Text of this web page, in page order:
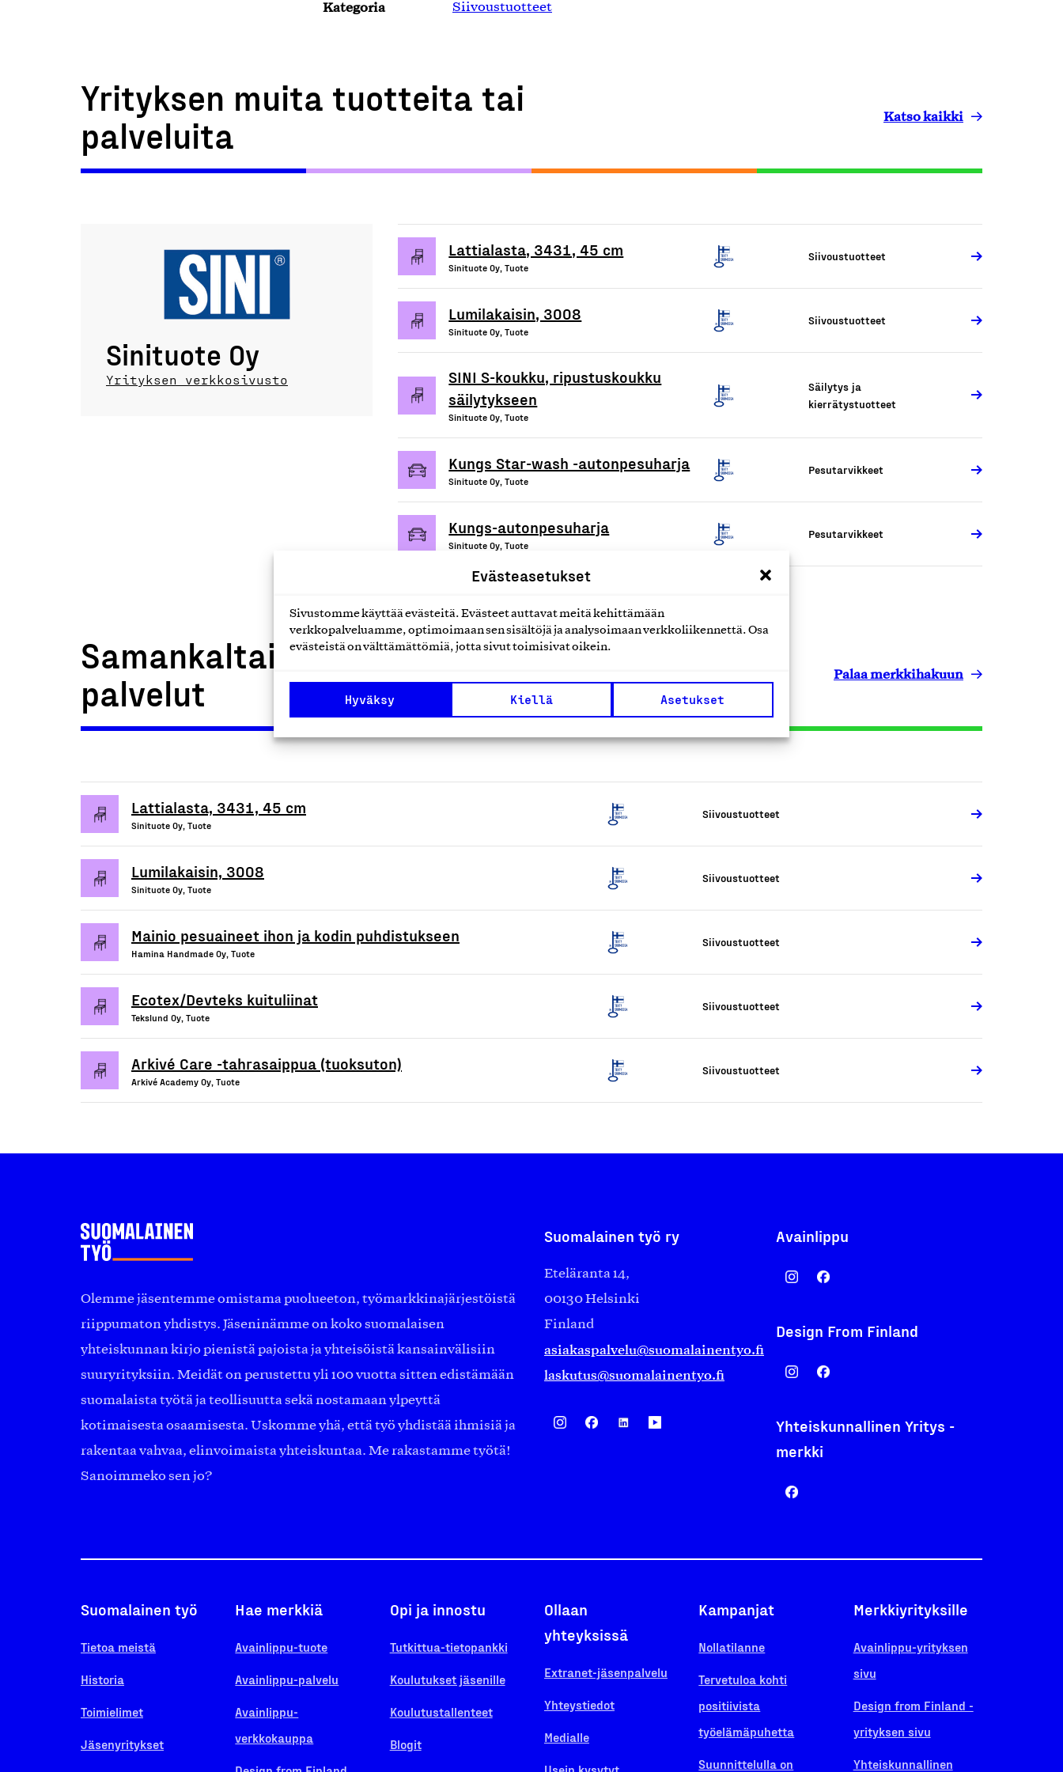
Evästeasetukset
Sivustomme käyttää evästeitä. Evästeet auttavat meitä kehittämään
verkkopalveluamme, optimoimaan sen sisältöjä ja analysoimaan verkkoliikennettä. Osa
evästeistä on välttämättömiä, jotta sivut toimisivat oikein.
Hyväksy Kiellä Asetukset
Kategoria Siivoustuotteet
Yrityksen muita tuotteita tai
palveluita
Katso kaikki
Sinituote Oy
Yrityksen verkkosivusto
Lattialasta, 3431, 45 cm
Sinituote Oy, Tuote
Siivoustuotteet
Lumilakaisin, 3008
Sinituote Oy, Tuote
Siivoustuotteet
SINI S-koukku, ripustuskoukku
säilytykseen
Sinituote Oy, Tuote
Säilytys ja
kierrätystuotteet
Kungs Star-wash -autonpesuharja
Sinituote Oy, Tuote
Pesutarvikkeet
Kungs-autonpesuharja
Sinituote Oy, Tuote
Pesutarvikkeet
Samankaltaiset tuotteet tai
palvelut
Palaa merkkihakuun
Lattialasta, 3431, 45 cm
Sinituote Oy, Tuote
Siivoustuotteet
Lumilakaisin, 3008
Sinituote Oy, Tuote
Siivoustuotteet
Mainio pesuaineet ihon ja kodin puhdistukseen
Hamina Handmade Oy, Tuote
Siivoustuotteet
Ecotex/Devteks kuituliinat
Tekslund Oy, Tuote
Siivoustuotteet
Arkivé Care -tahrasaippua (tuoksuton)
Arkivé Academy Oy, Tuote
Siivoustuotteet
Olemme jäsentemme omistama puolueeton, työmarkkinajärjestöistä
riippumaton yhdistys. Jäseninämme on koko suomalaisen
yhteiskunnan kirjo pienistä pajoista ja yhteisöistä kansainvälisiin
suuryrityksiin. Meidät on perustettu yli 100 vuotta sitten edistämään
suomalaista työtä ja teollisuutta sekä nostamaan ylpeyttä
kotimaisesta osaamisesta. Uskomme yhä, että työ yhdistää ihmisiä ja
rakentaa vahvaa, elinvoimaista yhteiskuntaa. Me rakastamme työtä!
Sanoimmeko sen jo?
Suomalainen työ ry
Eteläranta 14,
00130 Helsinki
Finland
asiakaspalvelu@suomalainentyo.fi
laskutus@suomalainentyo.fi
Avainlippu
Design From Finland
Yhteiskunnallinen Yritys -
merkki
Suomalainen työ
Tietoa meistä
Historia
Toimielimet
Jäsenyritykset
Hae merkkiä
Avainlippu-tuote
Avainlippu-palvelu
Avainlippu-
verkkokauppa
Opi ja innostu
Tutkittua-tietopankki
Koulutukset jäsenille
Koulutustallenteet
Blogit
Ollaan
yhteyksissä
Extranet-jäsenpalvelu
Yhteystiedot
Medialle
Kampanjat
Nollatilanne
Tervetuloa kohti
positiivista
työelämäpuhetta
Suunnittelulla on
Merkkiyrityksille
Avainlippu-yrityksen
sivu
Design from Finland -
yrityksen sivu
Yhteiskunnallinen